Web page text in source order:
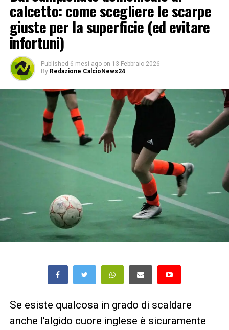
calcetto: come scegliere le scarpe
giuste per la superficie (ed evitare
infortuni)
Published 6 mesi ago on 13 Febbraio 2026
By Redazione CalcioNews24
Se esiste qualcosa in grado di scaldare
anche l’algido cuore inglese è sicuramente